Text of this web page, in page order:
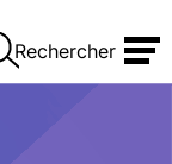
Rechercher